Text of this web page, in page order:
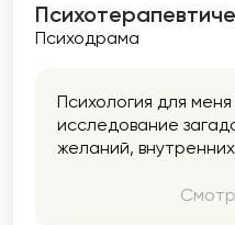
Психодрама
Психология для
исследование
желаний,
мягкого